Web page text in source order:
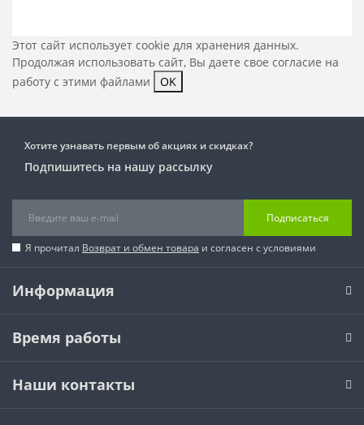
Этот сайт использует cookie для хранения данных.
Продолжая использовать сайт, Вы даете свое согласие на
работу с этими файлами
OK
Хотите узнавать первым об акциях и скидках?
Подпишитесь на нашу рассылку
Подписаться
Я прочитал Возврат и обмен товара и согласен с условиями
Информация
Время работы
Наши контакты